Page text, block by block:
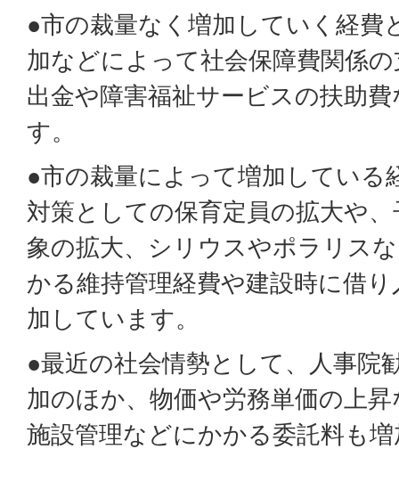
●市の裁量なく増加していく経費
加などによって社会保障費関係
出金や障害福祉サービスの扶助
す。
●市の裁量によって増加している
対策としての保育定員の拡大や
象の拡大、シリウスやポラリス
かる維持管理経費や建設時に借
加しています。
●最近の社会情勢として、人事院
加のほか、物価や労務単価の上
施設管理などにかかる委託料も